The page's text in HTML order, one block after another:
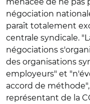
négociation
paraît totalement
centrale syndicale.
négociations
des organisations
employeurs" et
accord de
représentant de la